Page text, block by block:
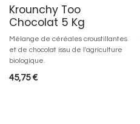
Krounchy Too
Chocolat 5 Kg
Mélange de céréales croustillantes
et de chocolat issu de l'agriculture
biologique.
45,75€